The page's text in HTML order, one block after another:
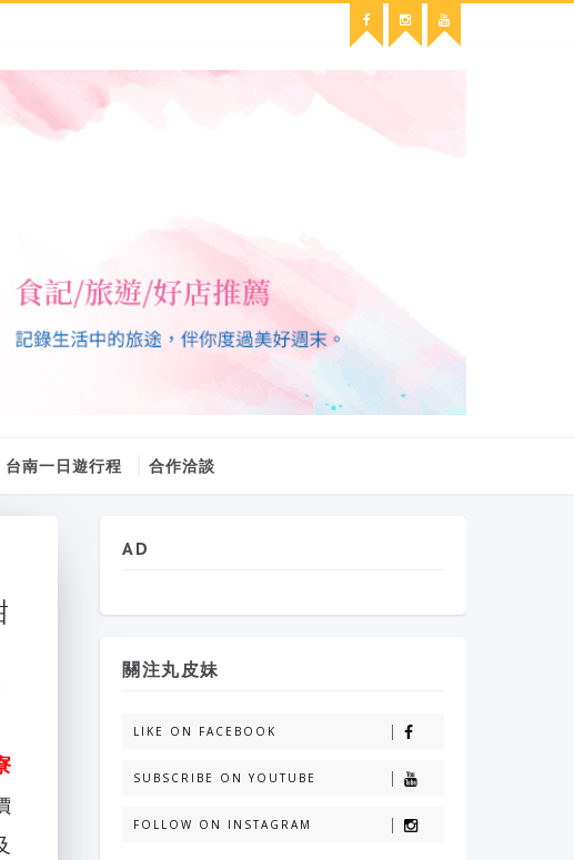
台南一日遊行程 合作洽談
AD
關注丸皮妹
LIKE ON FACEBOOK
SUBSCRIBE ON YOUTUBE
FOLLOW ON INSTAGRAM